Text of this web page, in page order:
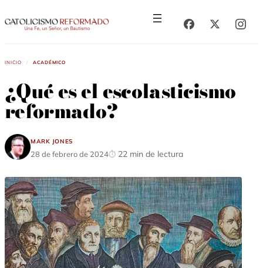
al
al
Inicio / Académico
¿Qué es el escolasticismo
reformado?
Mark Jones
28 de febrero de 2024 22 min de lectura